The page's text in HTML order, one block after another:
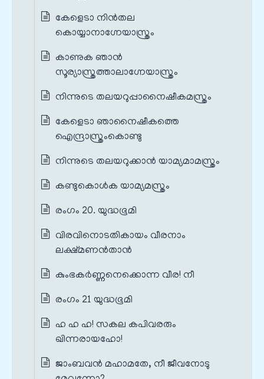
കേളെടാ നിൻതല
കൊയ്യാനാഗ്നേയാസ്ത്രം
കാണുക ഞാൻ
സൂര്യാസ്ത്രത്താലാഗ്നേയാസ്ത്രം
നിന്നുടെ തലയറുപ്പാനൈഷീകമസ്ത്രം
കേളെടാ ഞാനൈഷീകത്തെ
ഐന്ദ്രാസ്ത്രംകൊണ്ടു
നിന്നുടെ തലയറുക്കാൻ യാമ്യമാമസ്ത്രം
കണ്ടുകൊൾക യാമ്യമസ്ത്രം
രംഗം 20. യുദ്ധഭൂമി
വിരവിനൊടതികായം വീരനാം
ലക്ഷ്മണൻതാൻ
കുംഭകർണ്ണനെക്കൊന്ന വീര! നീ
രംഗം 21 യുദ്ധഭൂമി
ഹ ഹ ഹ! സകല കപിവരരും
ഖിന്നരായഹോ!
ജാംബവൻ മഹാമതേ, നീ ജീവനോടു